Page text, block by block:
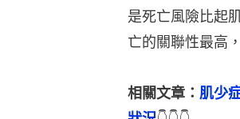
是死亡風險比起
亡的關聯性最高
相關文章： 肌少